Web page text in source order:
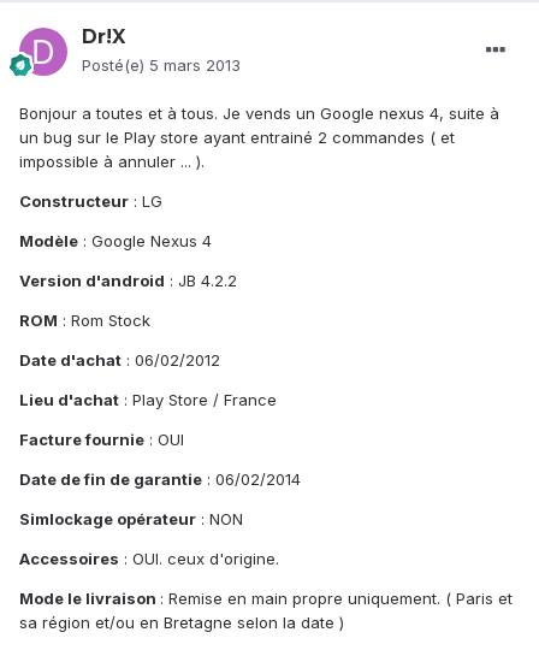
Dr!X
Posté(e) 5 mars 2013
Bonjour a toutes et à tous. Je vends un Google nexus 4, suite à
un bug sur le Play store ayant entrainé 2 commandes ( et
impossible à annuler ... ).
Constructeur : LG
Modèle : Google Nexus 4
Version d'android : JB 4.2.2
ROM : Rom Stock
Date d'achat : 06/02/2012
Lieu d'achat : Play Store / France
Facture fournie : OUI
Date de fin de garantie : 06/02/2014
Simlockage opérateur : NON
Accessoires : OUI. ceux d'origine.
Mode le livraison : Remise en main propre uniquement. ( Paris et
sa région et/ou en Bretagne selon la date )